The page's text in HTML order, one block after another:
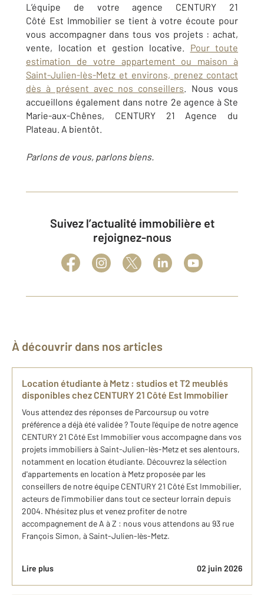
L’équipe de votre agence CENTURY 21
Côté Est Immobilier se tient à votre écoute pour
vous accompagner dans tous vos projets : achat,
vente, location et gestion locative. Pour toute
estimation de votre appartement ou maison à
Saint-Julien-lès-Metz et environs, prenez contact
dès à présent avec nos conseillers . Nous vous
accueillons également dans notre 2e agence à Ste
Marie-aux-Chênes, CENTURY 21 Agence du
Plateau. A bientôt.
Parlons de vous, parlons biens.
Suivez l’actualité immobilière et
rejoignez-nous
À découvrir dans nos articles
Location étudiante à Metz : studios et T2 meublés
disponibles chez CENTURY 21 Côté Est Immobilier
Vous attendez des réponses de Parcoursup ou votre
préférence a déjà été validée ? Toute l'équipe de notre agence
CENTURY 21 Côté Est Immobilier vous accompagne dans vos
projets immobiliers à Saint-Julien-lès-Metz et ses alentours,
notamment en location étudiante. Découvrez la sélection
d'appartements en location à Metz proposée par les
conseillers de notre équipe CENTURY 21 Côté Est Immobilier,
acteurs de l'immobilier dans tout ce secteur lorrain depuis
2004. N'hésitez plus et venez profiter de notre
accompagnement de A à Z : nous vous attendons au 93 rue
François Simon, à Saint-Julien-lès-Metz.
Lire plus 02 juin 2026